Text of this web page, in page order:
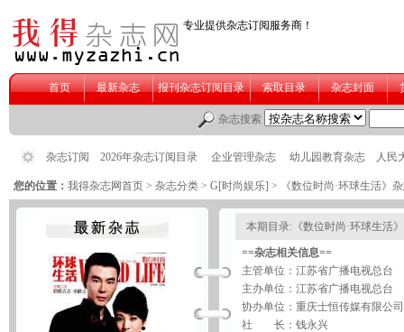
您的位置： 我得杂志网首页 > 杂志分类 > G[时尚娱乐] > 《数位时尚·环球生活》
本期目录:《数位时尚·环球生活
==杂志相关信息==
主管单位：江苏省广播电视总台
主办单位：江苏省广播电视总台
协办单位：重庆士恒传媒有限公司
社 长：钱永兴